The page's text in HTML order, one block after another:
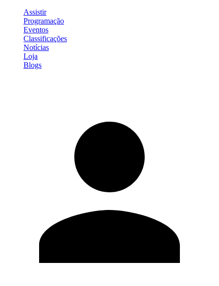
Assistir
Programação
Eventos
Classificações
Notícias
Loja
Blogs